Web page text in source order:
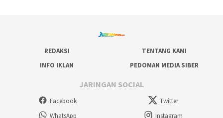
REDAKSI
TENTANG KAMI
INFO IKLAN
PEDOMAN MEDIA SIBER
JARINGAN SOCIAL
Facebook
Twitter
WhatsApp
Instagram